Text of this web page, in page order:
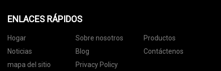
ENLACES RÁPIDOS
Hogar Sobre nosotros
Productos
Noticias
Blog
Contáctenos
mapa del sitio
Privacy Policy